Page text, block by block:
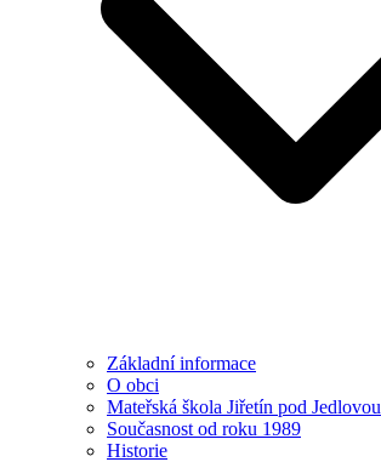
Základní informace
O obci
Mateřská škola Jiřetín pod Jedlovou
Současnost od roku 1989
Historie